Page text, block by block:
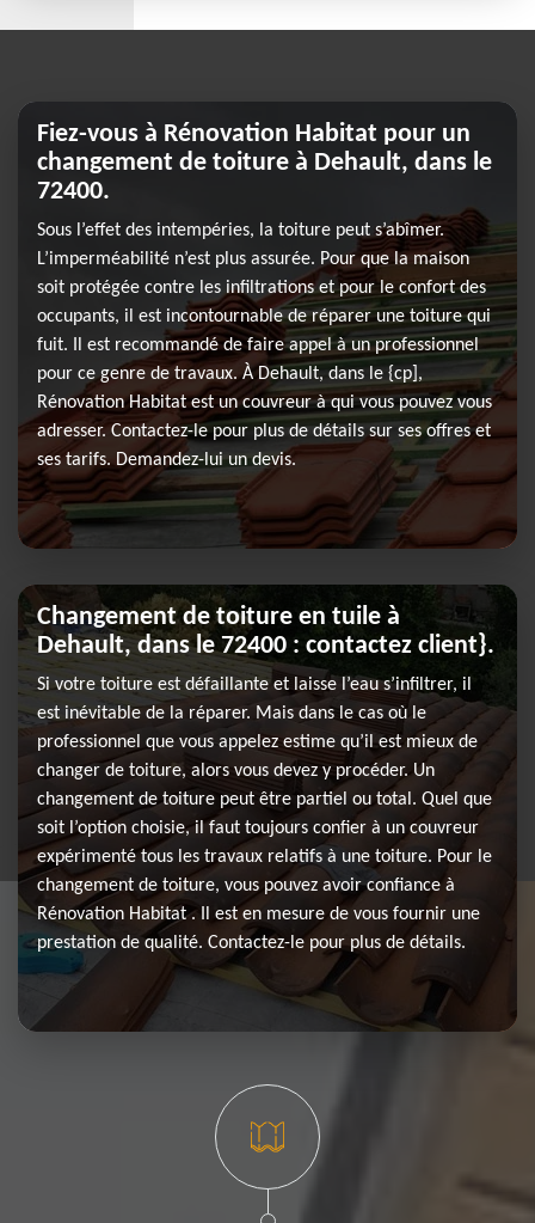
Fiez-vous à Rénovation Habitat pour un
changement de toiture à Dehault, dans le
72400.
Sous l’effet des intempéries, la toiture peut s’abîmer.
L’imperméabilité n’est plus assurée. Pour que la maison
soit protégée contre les infiltrations et pour le confort des
occupants, il est incontournable de réparer une toiture qui
fuit. Il est recommandé de faire appel à un professionnel
pour ce genre de travaux. À Dehault, dans le {cp],
Rénovation Habitat est un couvreur à qui vous pouvez vous
adresser. Contactez-le pour plus de détails sur ses offres et
ses tarifs. Demandez-lui un devis.
Changement de toiture en tuile à
Dehault, dans le 72400 : contactez client}.
Si votre toiture est défaillante et laisse l’eau s’infiltrer, il
est inévitable de la réparer. Mais dans le cas où le
professionnel que vous appelez estime qu’il est mieux de
changer de toiture, alors vous devez y procéder. Un
changement de toiture peut être partiel ou total. Quel que
soit l’option choisie, il faut toujours confier à un couvreur
expérimenté tous les travaux relatifs à une toiture. Pour le
changement de toiture, vous pouvez avoir confiance à
Rénovation Habitat . Il est en mesure de vous fournir une
prestation de qualité. Contactez-le pour plus de détails.